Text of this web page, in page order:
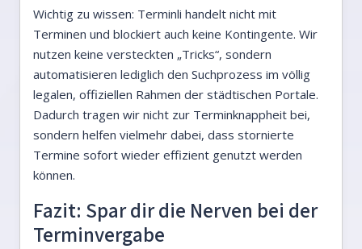
Wichtig zu wissen: Terminli handelt nicht mit
Terminen und blockiert auch keine Kontingente. Wir
nutzen keine versteckten „Tricks“, sondern
automatisieren lediglich den Suchprozess im völlig
legalen, offiziellen Rahmen der städtischen Portale.
Dadurch tragen wir nicht zur Terminknappheit bei,
sondern helfen vielmehr dabei, dass stornierte
Termine sofort wieder effizient genutzt werden
können.
Fazit: Spar dir die Nerven bei der
Terminvergabe